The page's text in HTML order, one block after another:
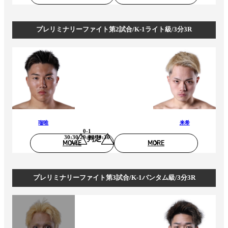
プレリミナリーファイト第2試合/K-1ライト級/3分3R
瑠唯
判定
0-1
30:30/29:30/30:30
来希
MOVIE MORE
プレリミナリーファイト第3試合/K-1バンタム級/3分3R